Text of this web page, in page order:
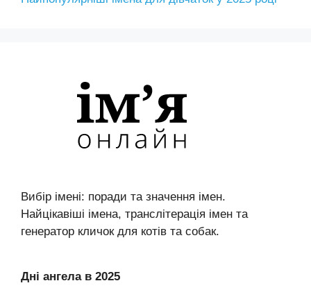
Вибір імені: поради та значення імен.
Найцікавіші імена, транслітерація імен та
генератор кличок для котів та собак.
Дні ангела в 2025